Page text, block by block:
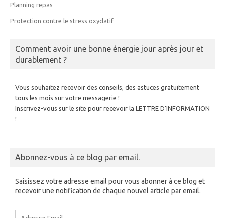
Planning repas
Protection contre le stress oxydatif
Comment avoir une bonne énergie jour après jour et
durablement ?
Vous souhaitez recevoir des conseils, des astuces gratuitement
tous les mois sur votre messagerie !
Inscrivez-vous sur le site pour recevoir la LETTRE D'INFORMATION
!
Abonnez-vous à ce blog par email.
Saisissez votre adresse email pour vous abonner à ce blog et
recevoir une notification de chaque nouvel article par email.
Adresse